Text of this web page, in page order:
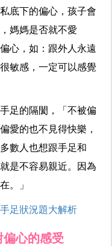
底下的偏心，孩子會
媽媽是否就不愛
心，如：跟外人永遠
敏感，一定可以感覺
足的隔閡，「不被偏
愛的也不見得快樂，
數人也想跟手足和
是不容易親近。因為
。」
足狀況題大解析
心的感受